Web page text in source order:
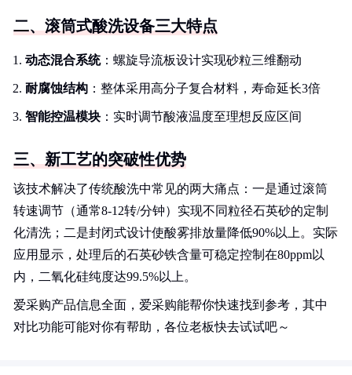
二、滚筒式酸洗设备三大特点
动态混合系统：螺旋导流板设计实现砂粒三维翻动
耐腐蚀结构 ：整体采用高分子复合材料，寿命延长3倍
智能控温模块 ：实时调节酸液温度至理想反应区间
三、新工艺的突破性优势
该技术解决了传统酸洗中常见的两大痛点：一是通过滚筒
转速调节（通常8-12转/分钟）实现不同粒径石英砂的定制
化清洗；二是封闭式设计使酸雾排放量降低90%以上。实际
应用显示，处理后的石英砂铁含量可稳定控制在80ppm以
内，二氧化硅纯度达99.5%以上。
爱采购产品信息全面，爱采购能帮你快速找到参考，其中
对比功能可能对你有帮助，各位老板快去试试吧～